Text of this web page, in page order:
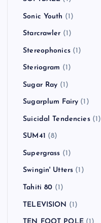
Sonic Youth (1)
Starcrawler (1)
Stereophonics(1)
Steriogram (1)
Sugar Ray (1)
Sugarplum Fairy (1)
Suicidal Tendencies(1)
SUM41 (8)
Supergrass (1)
Swingin' Utters (1)
Tahiti 80 (1)
TELEVISION (1)